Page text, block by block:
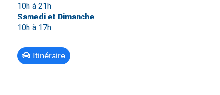
10h à 21h
Samedi et Dimanche
10h à 17h
Itinéraire